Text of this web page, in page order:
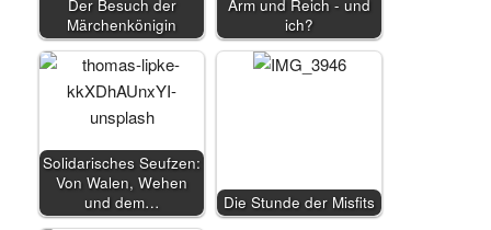
Der Besuch der
Märchenkönigin
Arm und Reich - und
ich?
Solidarisches Seufzen:
Von Walen, Wehen
und dem…
Die Stunde der Misfits